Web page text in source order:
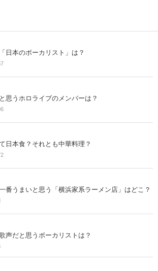
日本のボーカリスト」は？
思うホロライブのメンバーは？
日本食？それとも中華料理？
番うまいと思う「横浜家系ラーメン店」はどこ？
声だと思うボーカリストは？